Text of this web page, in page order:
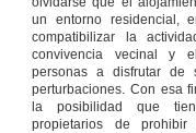
un entorno residencial,
compatibilizar la
convivencia vecinal y
personas a disfrutar de
perturbaciones. Con esa
la posibilidad que
propietarios de